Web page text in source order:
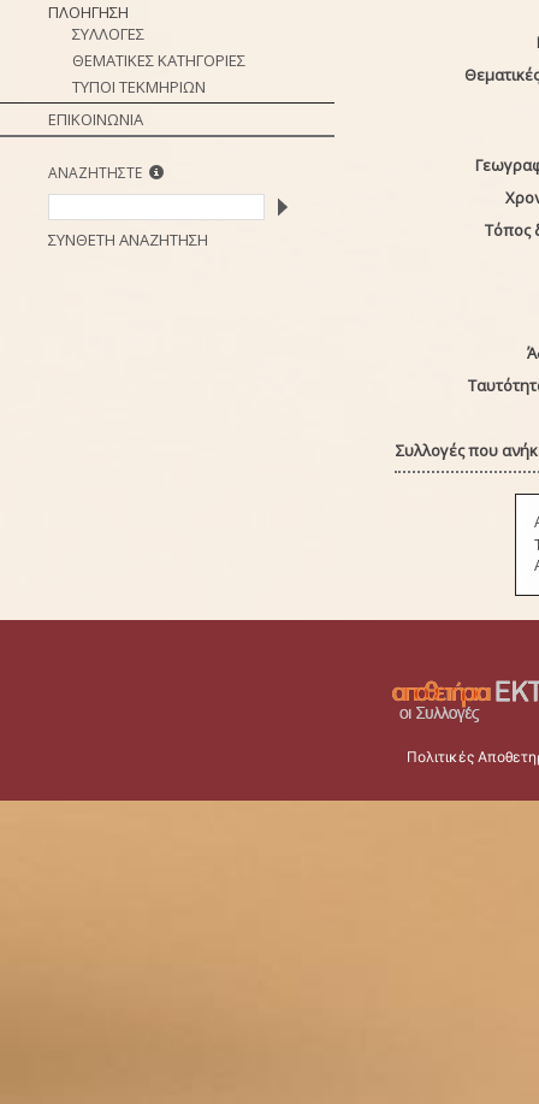
ΠΛΟΗΓΗΣΗ
ΣΥΛΛΟΓΕΣ
ΘΕΜΑΤΙΚΕΣ ΚΑΤΗΓΟΡΙΕΣ
ΤΥΠΟΙ ΤΕΚΜΗΡΙΩΝ
ΕΠΙΚΟΙΝΩΝΙΑ
ΑΝΑΖΗΤΗΣΤΕ
ΣΥΝΘΕΤΗ ΑΝΑΖΗΤΗΣΗ
Τόπος
Συλλογές που